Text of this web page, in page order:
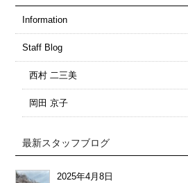
Information
Staff Blog
西村 二三美
岡田 京子
最新スタッフブログ
2025年4月8日